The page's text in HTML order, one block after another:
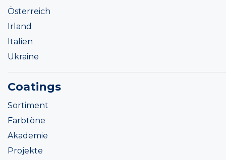
Österreich
Irland
Italien
Ukraine
Coatings
Sortiment
Farbtöne
Akademie
Projekte